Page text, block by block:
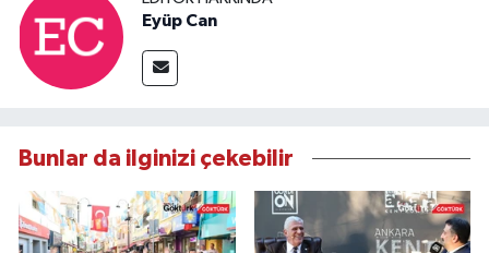
Eyüp Can
Bunlar da ilginizi çekebilir